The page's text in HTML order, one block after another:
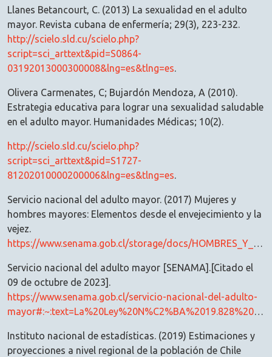
Llanes Betancourt, C. (2013) La sexualidad en el adulto
mayor. Revista cubana de enfermería; 29(3), 223-232.
http://scielo.sld.cu/scielo.php?
script=sci_arttext&pid=S0864-
03192013000300008&lng=es&tlng=es.
Olivera Carmenates, C; Bujardón Mendoza, A (2010).
Estrategia educativa para lograr una sexualidad saludable
en el adulto mayor. Humanidades Médicas; 10(2).
http://scielo.sld.cu/scielo.php?
script=sci_arttext&pid=S1727-
81202010000200006&lng=es&tlng=es.
Servicio nacional del adulto mayor. (2017) Mujeres y
hombres mayores: Elementos desde el envejecimiento y la
vejez.
https://www.senama.gob.cl/storage/docs/HOMBRES_Y_MUJERES_MAYORES_ELEMENTOS_DESDE_EL_ENVEJECIMIENTO.pdf
Servicio nacional del adulto mayor [SENAMA].[Citado el
09 de octubre de 2023].
https://www.senama.gob.cl/servicio-nacional-del-adulto-
mayor#:~:text=La%20Ley%20N%C2%BA%2019.828%20que,las%20personas%20mayores%20del%20pa%C3%ADs
Instituto nacional de estadísticas. (2019) Estimaciones y
proyecciones a nivel regional de la población de Chile